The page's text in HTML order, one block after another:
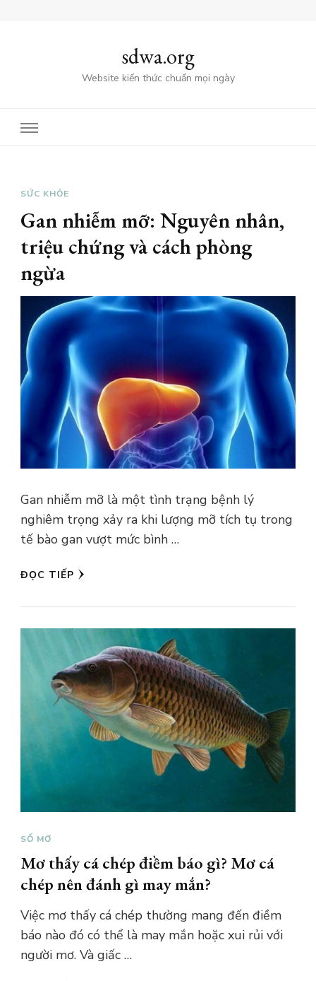
sdwa.org
Website kiến thức chuẩn mọi ngày
SỨC KHỎE
Gan nhiễm mỡ: Nguyên nhân,
triệu chứng và cách phòng
ngừa
Gan nhiễm mỡ là một tình trạng bệnh lý
nghiêm trọng xảy ra khi lượng mỡ tích tụ trong
tế bào gan vượt mức bình …
ĐỌC TIẾP
SỔ MƠ
Mơ thấy cá chép điềm báo gì? Mơ cá
chép nên đánh gì may mắn?
Việc mơ thấy cá chép thường mang đến điềm
báo nào đó có thể là may mắn hoặc xui rủi với
người mơ. Và giấc …